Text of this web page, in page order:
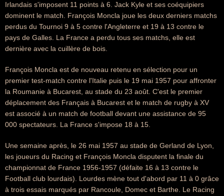
Irlandais s'imposent 11 points à 6. Jack Kyle et ses coéquipiers
dominent le match. François Moncla joue les deux derniers matchs
perdus du Tournoi 9 à 5 contre l'Angleterre et 19 à 13 contre le
pays de Galles. La France a perdu tous ses matchs, elle est
dernière avec la cuillère de bois.
François Moncla est de nouveau retenu en sélection pour un
premier test-match contre l'Italie puis le 19 mai 1957 pour affronter
la Roumanie à Bucarest, au stade du 23 août. C'est le premier
déplacement des Français à Bucarest et le match de rugby à XV
est associé à un match de football devant une assistance de 95
000 spectateurs. La France s'impose 18 à 15.
Une semaine après, le 26 mai 1957 au stade de Gerland de Lyon,
les joueurs du Racing et François Moncla disputent la finale du
championnat de France 1956-1957 (défaite 16 à 13 contre le
Football club lourdais). Lourdes mène tout d'abord par 11 à 0 grâce
à trois essais marqués par Rancoule, Domec et Barthe. Le Racing